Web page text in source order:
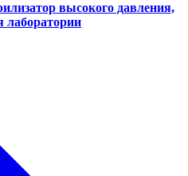
высокого давления,
лаборатории